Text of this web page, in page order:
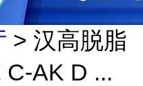
> 汉高脱脂
AK D ...